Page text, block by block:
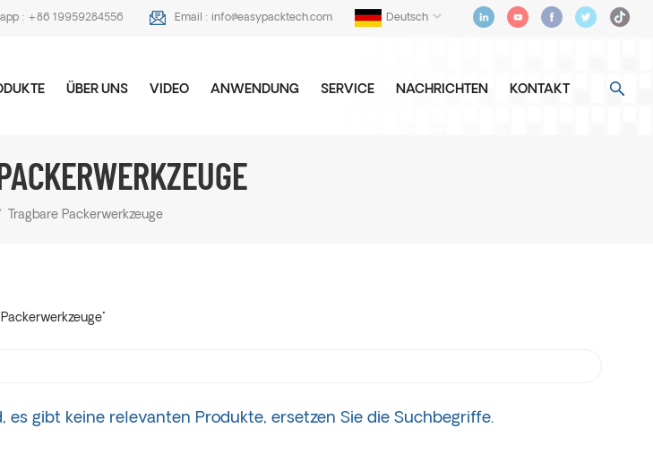
Deutsch
: +86 19959284556 Email : info@easypacktech.com
ÜBER UNS VIDEO ANWENDUNG SERVICE NACHRICHTEN KONTAKT
Tragbare Packerwerkzeuge
es gibt keine relevanten Produkte, ersetzen Sie die Suchbegriffe.